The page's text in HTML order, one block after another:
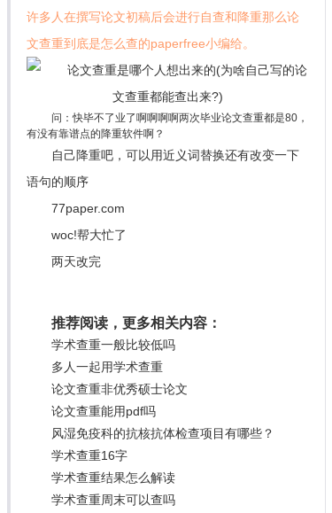
许多人在撰写论文初稿后会进行自查和降重那么论
文查重到底是怎么查的paperfree小编给。
问：快毕不了业了啊啊啊啊两次毕业论文查重都是80，
有没有靠谱点的降重软件啊？
自己降重吧，可以用近义词替换还有改变一下
语句的顺序
77paper.com
woc!帮大忙了
两天改完
推荐阅读，更多相关内容：
学术查重一般比较低吗
多人一起用学术查重
论文查重非优秀硕士论文
论文查重能用pdf吗
风湿免疫科的抗核抗体检查项目有哪些？
学术查重16字
学术查重结果怎么解读
学术查重周末可以查吗